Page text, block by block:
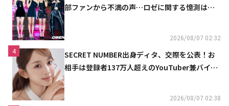
部ファンから不満の声…ロゼに関する憶測は否
2026/08/07 02:32
4
SECRET NUMBER出身ディタ、交際を公表！お
相手は登録者137万人超えのYouTuber兼バイオ
2026/08/07 02:38